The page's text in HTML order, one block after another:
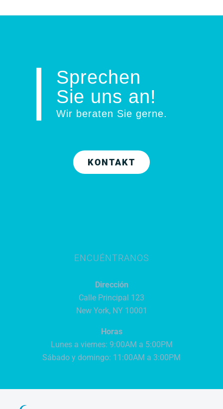
Sprechen
Sie uns an!
Wir beraten Sie gerne.
KONTAKT
ENCUÉNTRANOS
Dirección
Calle Principal 123
New York, NY 10001
Horas
Lunes a viernes: 9:00AM a 5:00PM
Sábado y domingo: 11:00AM a 3:00PM